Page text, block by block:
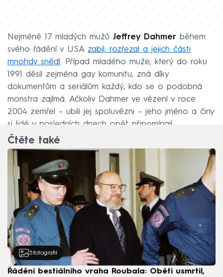
Nejméně 17 mladých mužů Jeffrey Dahmer během
svého řádění v USA zabil, rozřezal a jejich části
mnohdy snědl. Případ mladého muže, který do roku
1991 děsil zejména gay komunitu, zná díky
dokumentům a seriálům každý, kdo se o podobná
monstra zajímá. Ačkoliv Dahmer ve vězení v roce
2004 zemřel – ubili jej spoluvězni – jeho jméno a činy
si lidé v posledních dnech opět připomínají.
Čtěte také
5 fotografií
Řádění bestiálního vraha Roubala: Oběti usmrtil,